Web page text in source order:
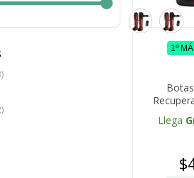
1º
Llega